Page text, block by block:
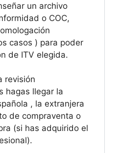
un archivo
o COC,
casos ) para poder
de ITV elegida.
revisión
hagas llegar la
, la extranjera
de compraventa o
(si has adquirido el